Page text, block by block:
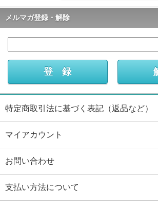
メルマガ登録・解除
特定商取引法に基づく表記（返品など）
マイアカウント
お問い合わせ
支払い方法について